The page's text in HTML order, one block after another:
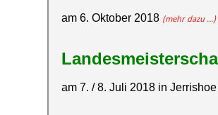
am 6. Oktober 2018 (mehr dazu ...)
am 7. / 8. Juli 2018 in